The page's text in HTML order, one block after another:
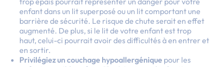
enfant dans un lit superposé ou un lit comportant une
barrière de sécurité. Le risque de chute serait en effet
augmenté. De plus, si le lit de votre enfant est trop
haut, celui-ci pourrait avoir des difficultés à en entrer et
en sortir.
Privilégiez un couchage hypoallergénique pour les